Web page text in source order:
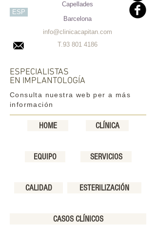
Capellades
Barcelona
info@clinicacapitan.com
T.93 801 4186
ESP
ESPECIALISTAS
EN IMPLANTOLOGÍA
Consulta nuestra web per a más
información
HOME CLÍNICA
EQUIPO
CALIDAD
SERVICIOS
ESTERILIZACIÓN
CASOS CLÍNICOS